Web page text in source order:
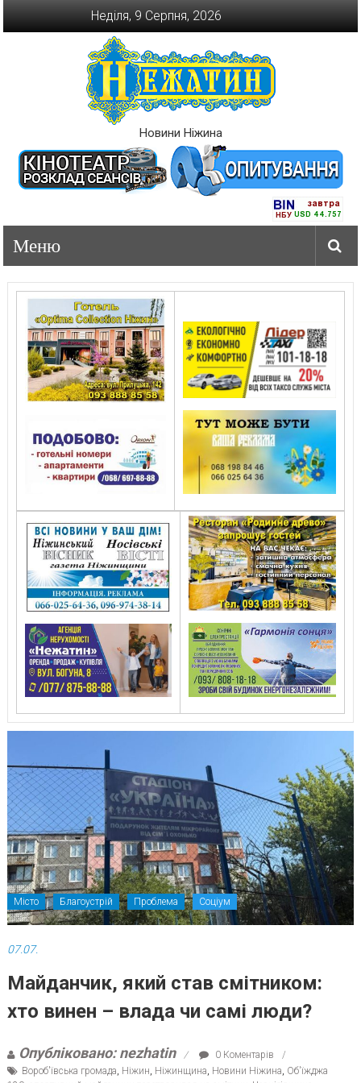
Неділя, 9 Серпня, 2026
Новини Ніжина
Місто Благоустрій Проблема Соціум
07.07.
Майданчик, який став смітником:
хто винен – влада чи самі люди?
Опубліковано: nezhatin
0 Коментарів
Вороб'ївська громада Ніжин Ніжинщина Новини Ніжина Об'їжджа